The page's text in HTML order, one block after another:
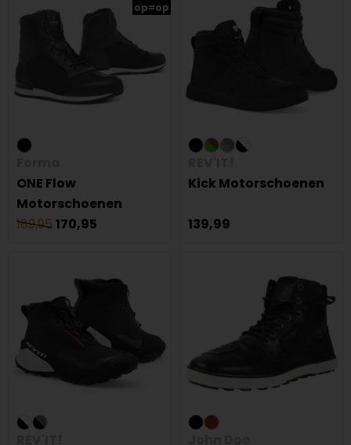
op=op
ONE Flow
Motorschoenen
189,95 170,95
Kick Motorschoenen
139,99